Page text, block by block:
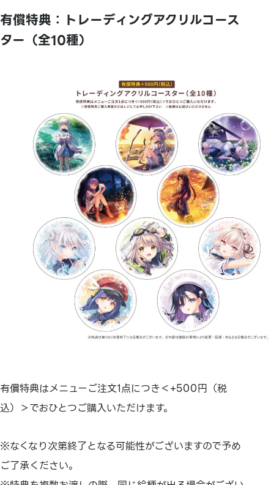
有償特典：トレーディングアクリルコース
ター（全10種）
有償特典はメニューご注文1点につき＜+500円（税
込）＞でおひとつご購入いただけます。
※なくなり次第終了となる可能性がございますので予め
ご了承ください。